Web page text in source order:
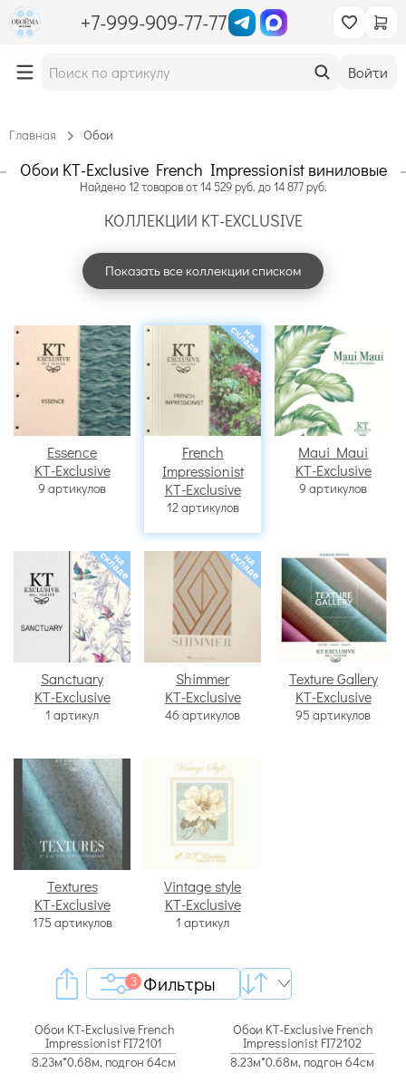
+7-999-909-77-77
Войти
Главная Обои
Обои KT-Exclusive French Impressionist виниловые
Найдено 12 товаров от 14 529 руб. до 14 877 руб.
КОЛЛЕКЦИИ KT-EXCLUSIVE
Показать все коллекции списком
Essence
KT-Exclusive
9 артикулов
French
Impressionist
KT-Exclusive
12 артикулов
Maui Maui
KT-Exclusive
9 артикулов
Sanctuary
KT-Exclusive
1 артикул
Shimmer
KT-Exclusive
46 артикулов
Texture Gallery
KT-Exclusive
95 артикулов
Textures
KT-Exclusive
175 артикулов
Vintage style
KT-Exclusive
1 артикул
Фильтры
3
Обои KT-Exclusive French
Impressionist FI72101
8.23м*0.68м, подгон 64см
Обои KT-Exclusive French
Impressionist FI72102
8.23м*0.68м, подгон 64см